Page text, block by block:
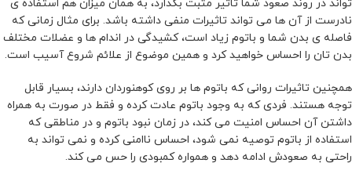
تواند در روند صعود شما تاثیر مثبت بگذارد، به همان میزان هم استفاده ی
نادرست از آن ها می تواند تاثیرات منفی داشته باشد. برای مثال زمانی که
فاصله ی بدن شما و باتوم زیاد است، کشیدگی در اندام ها و عضلات مختلف
بدن تان را احساس خواهید کرد و همین موضوع از علائم شروع آسیب است.
همچنین تاثیرات روانی که باتوم ها بر روی کوهنوردان دارند، بسیار قابل
توجه هستند. فردی که به وجود باتوم عادت کرده و فقط در صورت به همراه
داشتن آن احساس امنیت می کند، در زمان نبود باتوم و در مناطقی که
استفاده از باتوم توصیه نمی شود، احساس ناامنی کرده و نمی تواند به
راحتی به صعودش ادامه دهد و همواره کمبودی را حس می کند.